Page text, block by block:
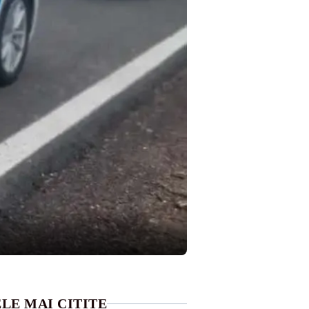
MAI CITITE